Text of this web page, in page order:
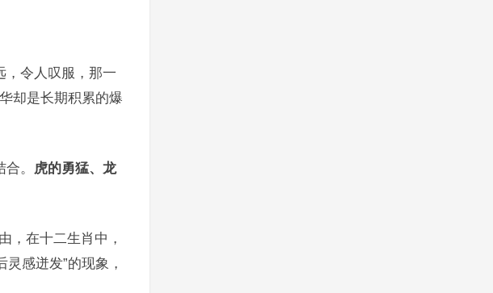
，令人叹服，那一
却是长期积累的爆
。
虎的勇猛、龙
，在十二生肖中，
感迸发”的现象，